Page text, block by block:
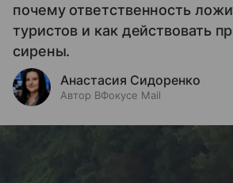
почему ответственность
туристов и как действовать
сирены.
Анастасия Сидоренко
Автор ВФокусе Mail